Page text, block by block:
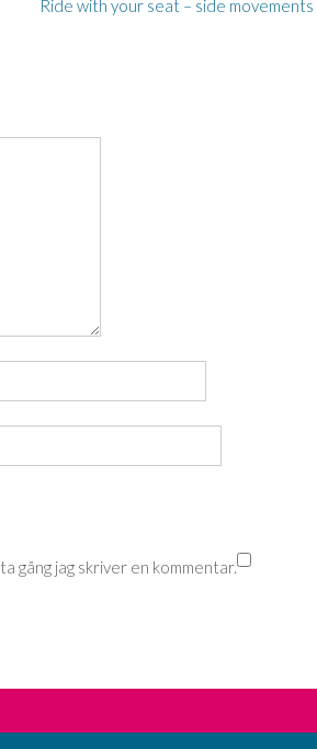
Ride with your seat – side movements
gång jag skriver en kommentar.